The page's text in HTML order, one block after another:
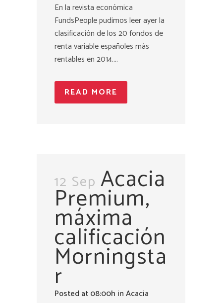
En la revista económica
FundsPeople pudimos leer ayer la
clasificación de los 20 fondos de
renta variable españoles más
rentables en 2014....
READ MORE
12 Sep Acacia
Premium,
máxima
calificación
Morningsta
r
Posted at 08:00h inAcacia